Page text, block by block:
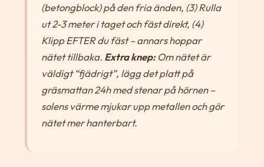
(betongblock) på den fria änden, (3) Rulla
ut 2-3 meter i taget och fäst direkt, (4)
Klipp EFTER du fäst – annars hoppar
nätet tillbaka. Extra knep:Om nätet är
väldigt “fjädrigt”, lägg det platt på
gräsmattan 24h med stenar på hörnen –
solens värme mjukar upp metallen och gör
nätet mer hanterbart.